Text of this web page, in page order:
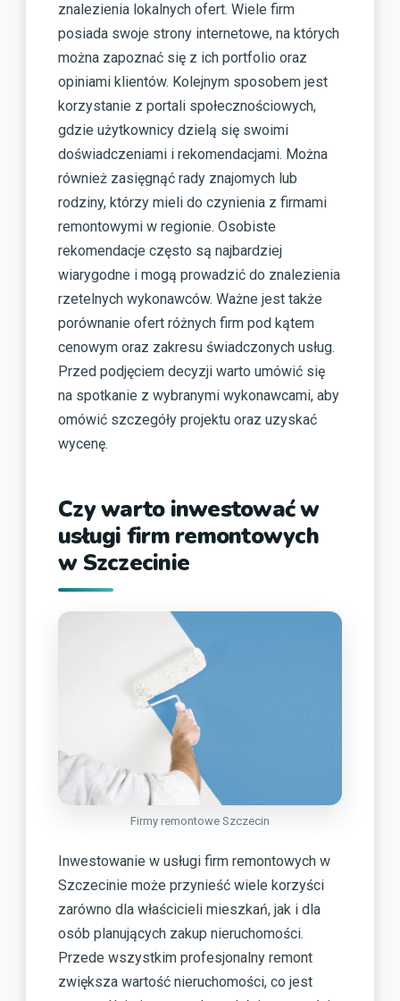
znalezienia lokalnych ofert. Wiele firm
posiada swoje strony internetowe, na których
można zapoznać się z ich portfolio oraz
opiniami klientów. Kolejnym sposobem jest
korzystanie z portali społecznościowych,
gdzie użytkownicy dzielą się swoimi
doświadczeniami i rekomendacjami. Można
również zasięgnąć rady znajomych lub
rodziny, którzy mieli do czynienia z firmami
remontowymi w regionie. Osobiste
rekomendacje często są najbardziej
wiarygodne i mogą prowadzić do znalezienia
rzetelnych wykonawców. Ważne jest także
porównanie ofert różnych firm pod kątem
cenowym oraz zakresu świadczonych usług.
Przed podjęciem decyzji warto umówić się
na spotkanie z wybranymi wykonawcami, aby
omówić szczegóły projektu oraz uzyskać
wycenę.
Czy warto inwestować w
usługi firm remontowych
w Szczecinie
Firmy remontowe Szczecin
Inwestowanie w usługi firm remontowych w
Szczecinie może przynieść wiele korzyści
zarówno dla właścicieli mieszkań, jak i dla
osób planujących zakup nieruchomości.
Przede wszystkim profesjonalny remont
zwiększa wartość nieruchomości, co jest